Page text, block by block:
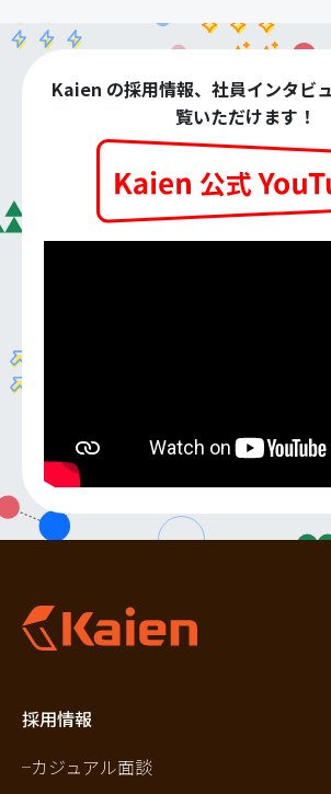
Kaien の採用情報、社員インタビ
覧いただけます！
採用情報
カジュアル面談